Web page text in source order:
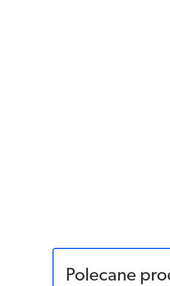
Polecane